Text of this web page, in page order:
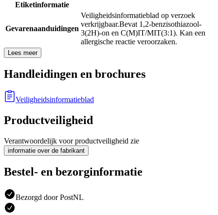
Etiketinformatie
Gevarenaanduidingen
Veiligheidsinformatieblad op verzoek
verkrijgbaar.Bevat 1,2-benzisothiazool-
3(2H)-on en C(M)IT/MIT(3:1). Kan een
allergische reactie veroorzaken.
Lees meer
Handleidingen en brochures
Veiligheidsinformatieblad
Productveiligheid
Verantwoordelijk voor productveiligheid zie
informatie over de fabrikant
Bestel- en bezorginformatie
Bezorgd door PostNL